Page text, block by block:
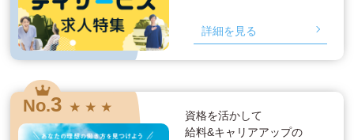
詳細を見る
No.3 ★ ★ ★
資格を活かして
給料&キャリアアップの